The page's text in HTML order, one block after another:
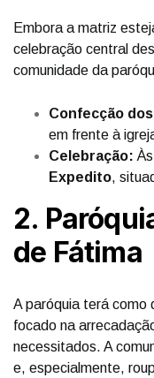
Embora a matriz
celebração central
comunidade da
Confecção
em frente à
Celebração: Às
Expedito,
2.
de Fátima
A paróquia terá como
focado na
necessitados. A
e, especialmente,